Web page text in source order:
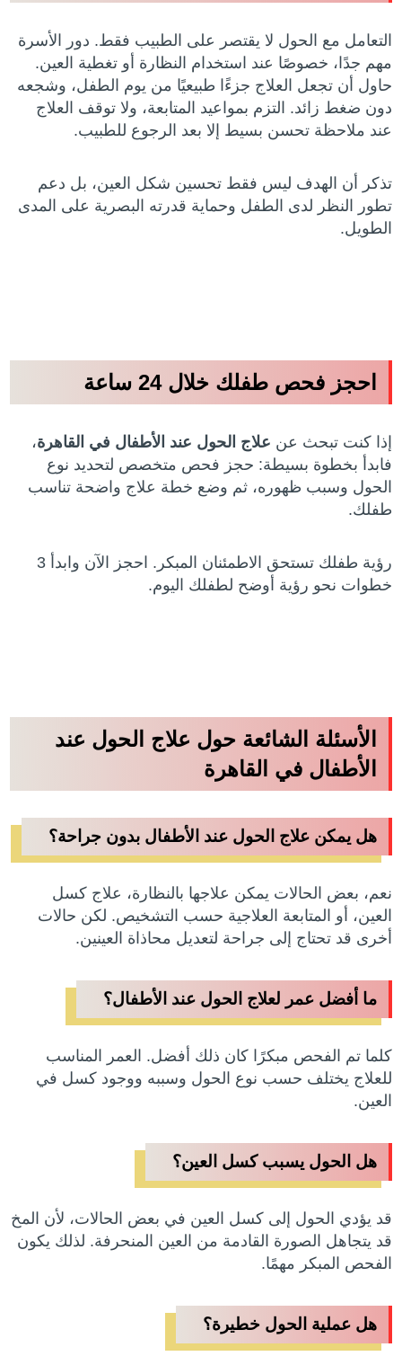
التعامل مع الحول لا يقتصر على الطبيب فقط. دور الأسرة
مهم جدًا، خصوصًا عند استخدام النظارة أو تغطية العين.
حاول أن تجعل العلاج جزءًا طبيعيًا من يوم الطفل، وشجعه
دون ضغط زائد. التزم بمواعيد المتابعة، ولا توقف العلاج
عند ملاحظة تحسن بسيط إلا بعد الرجوع للطبيب.
تذكر أن الهدف ليس فقط تحسين شكل العين، بل دعم
تطور النظر لدى الطفل وحماية قدرته البصرية على المدى
الطويل.
احجز فحص طفلك خلال 24 ساعة
إذا كنت تبحث عن علاج الحول عند الأطفال في القاهرة،
فابدأ بخطوة بسيطة: حجز فحص متخصص لتحديد نوع
الحول وسبب ظهوره، ثم وضع خطة علاج واضحة تناسب
طفلك.
رؤية طفلك تستحق الاطمئنان المبكر. احجز الآن وابدأ 3
خطوات نحو رؤية أوضح لطفلك اليوم.
الأسئلة الشائعة حول علاج الحول عند
الأطفال في القاهرة
هل يمكن علاج الحول عند الأطفال بدون جراحة؟
نعم، بعض الحالات يمكن علاجها بالنظارة، علاج كسل
العين، أو المتابعة العلاجية حسب التشخيص. لكن حالات
أخرى قد تحتاج إلى جراحة لتعديل محاذاة العينين.
ما أفضل عمر لعلاج الحول عند الأطفال؟
كلما تم الفحص مبكرًا كان ذلك أفضل. العمر المناسب
للعلاج يختلف حسب نوع الحول وسببه ووجود كسل في
العين.
هل الحول يسبب كسل العين؟
قد يؤدي الحول إلى كسل العين في بعض الحالات، لأن المخ
قد يتجاهل الصورة القادمة من العين المنحرفة. لذلك يكون
الفحص المبكر مهمًا.
هل عملية الحول خطيرة؟